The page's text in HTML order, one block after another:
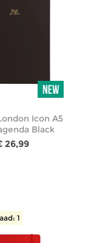
Icon A5
Black
26,99
1